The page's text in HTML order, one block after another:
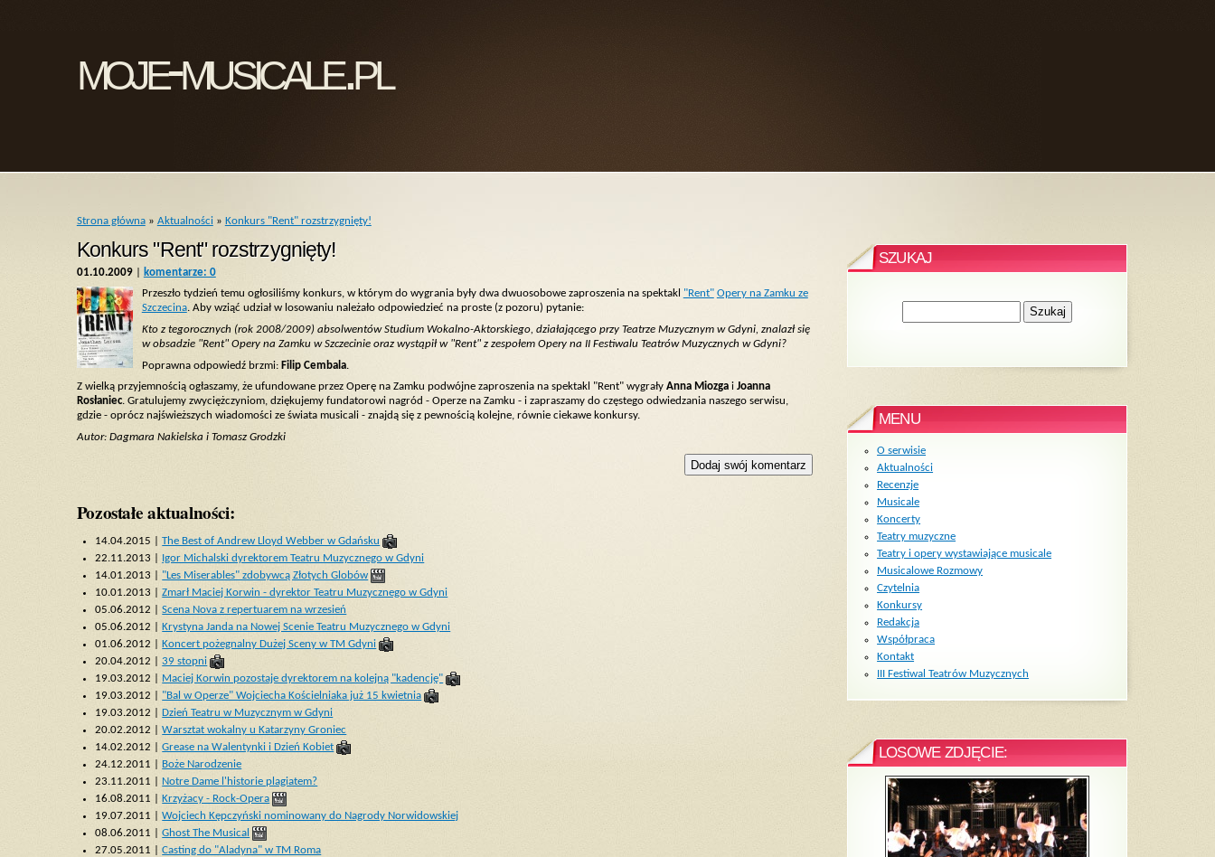
moje-musicale.pl
Strona główna» Aktualności» Konkurs "Rent" rozstrzygnięty!
Konkurs "Rent" rozstrzygnięty!
01.10.2009|
komentarze: 0
Przeszło tydzień temu ogłosiliśmy konkurs, w którym do wygrania były dwa dwuosobowe zaproszenia na spektakl "Rent" Opery na Zamku ze
Szczecina. Aby wziąć udział w losowaniu należało odpowiedzieć na proste (z pozoru) pytanie:
Kto z tegorocznych (rok 2008/2009) absolwentów Studium Wokalno-Aktorskiego, działającego przy Teatrze Muzycznym w Gdyni, znalazł się
w obsadzie "Rent" Opery na Zamku w Szczecinie oraz wystąpił w "Rent" z zespołem Opery na II Festiwalu Teatrów Muzycznych w Gdyni?
Poprawna odpowiedź brzmi: Filip Cembala.
Z wielką przyjemnością ogłaszamy, że ufundowane przez Operę na Zamku podwójne zaproszenia na spektakl "Rent" wygrały Anna Miozgai Joanna
Rosłaniec. Gratulujemy zwyciężczyniom, dziękujemy fundatorowi nagród - Operze na Zamku - i zapraszamy do częstego odwiedzania naszego serwisu,
gdzie - oprócz najświeższych wiadomości ze świata musicali - znajdą się z pewnością kolejne, równie ciekawe konkursy.
Autor: Dagmara Nakielska i Tomasz Grodzki
Pozostałe aktualności:
14.04.2015 |The Best of Andrew Lloyd Webber w Gdańsku
22.11.2013 | Igor Michalski dyrektorem Teatru Muzycznego w Gdyni
14.01.2013 | "Les Miserables" zdobywcą Złotych Globów
10.01.2013 |Zmarł Maciej Korwin - dyrektor Teatru Muzycznego w Gdyni
05.06.2012 |Scena Nova z repertuarem na wrzesień
05.06.2012 |Krystyna Janda na Nowej Scenie Teatru Muzycznego w Gdyni
01.06.2012 |Koncert pożegnalny Dużej Sceny w TM Gdyni
20.04.2012 |39 stopni
19.03.2012 | Maciej Korwin pozostaje dyrektorem na kolejną "kadencję"
19.03.2012 | "Bal w Operze" Wojciecha Kościelniaka już 15 kwietnia
19.03.2012 |Dzień Teatru w Muzycznym w Gdyni
20.02.2012 |Warsztat wokalny u Katarzyny Groniec
14.02.2012 |Grease na Walentynki i Dzień Kobiet
24.12.2011 | Boże Narodzenie
23.11.2011 | Notre Dame l'historie plagiatem?
16.08.2011 |Krzyżacy - Rock-Opera
19.07.2011 |Wojciech Kępczyński nominowany do Nagrody Norwidowskiej
08.06.2011 |Ghost The Musical
27.05.2011 |Casting do "Aladyna" w TM Roma
SZUKAJ
MENU
O serwisie
Aktualności
Recenzje
Musicale
Koncerty
Teatry muzyczne
Teatry i opery wystawiające musicale
Musicalowe Rozmowy
Czytelnia
Konkursy
Redakcja
Współpraca
Kontakt
III Festiwal Teatrów Muzycznych
LOSOWE ZDJĘCIE: